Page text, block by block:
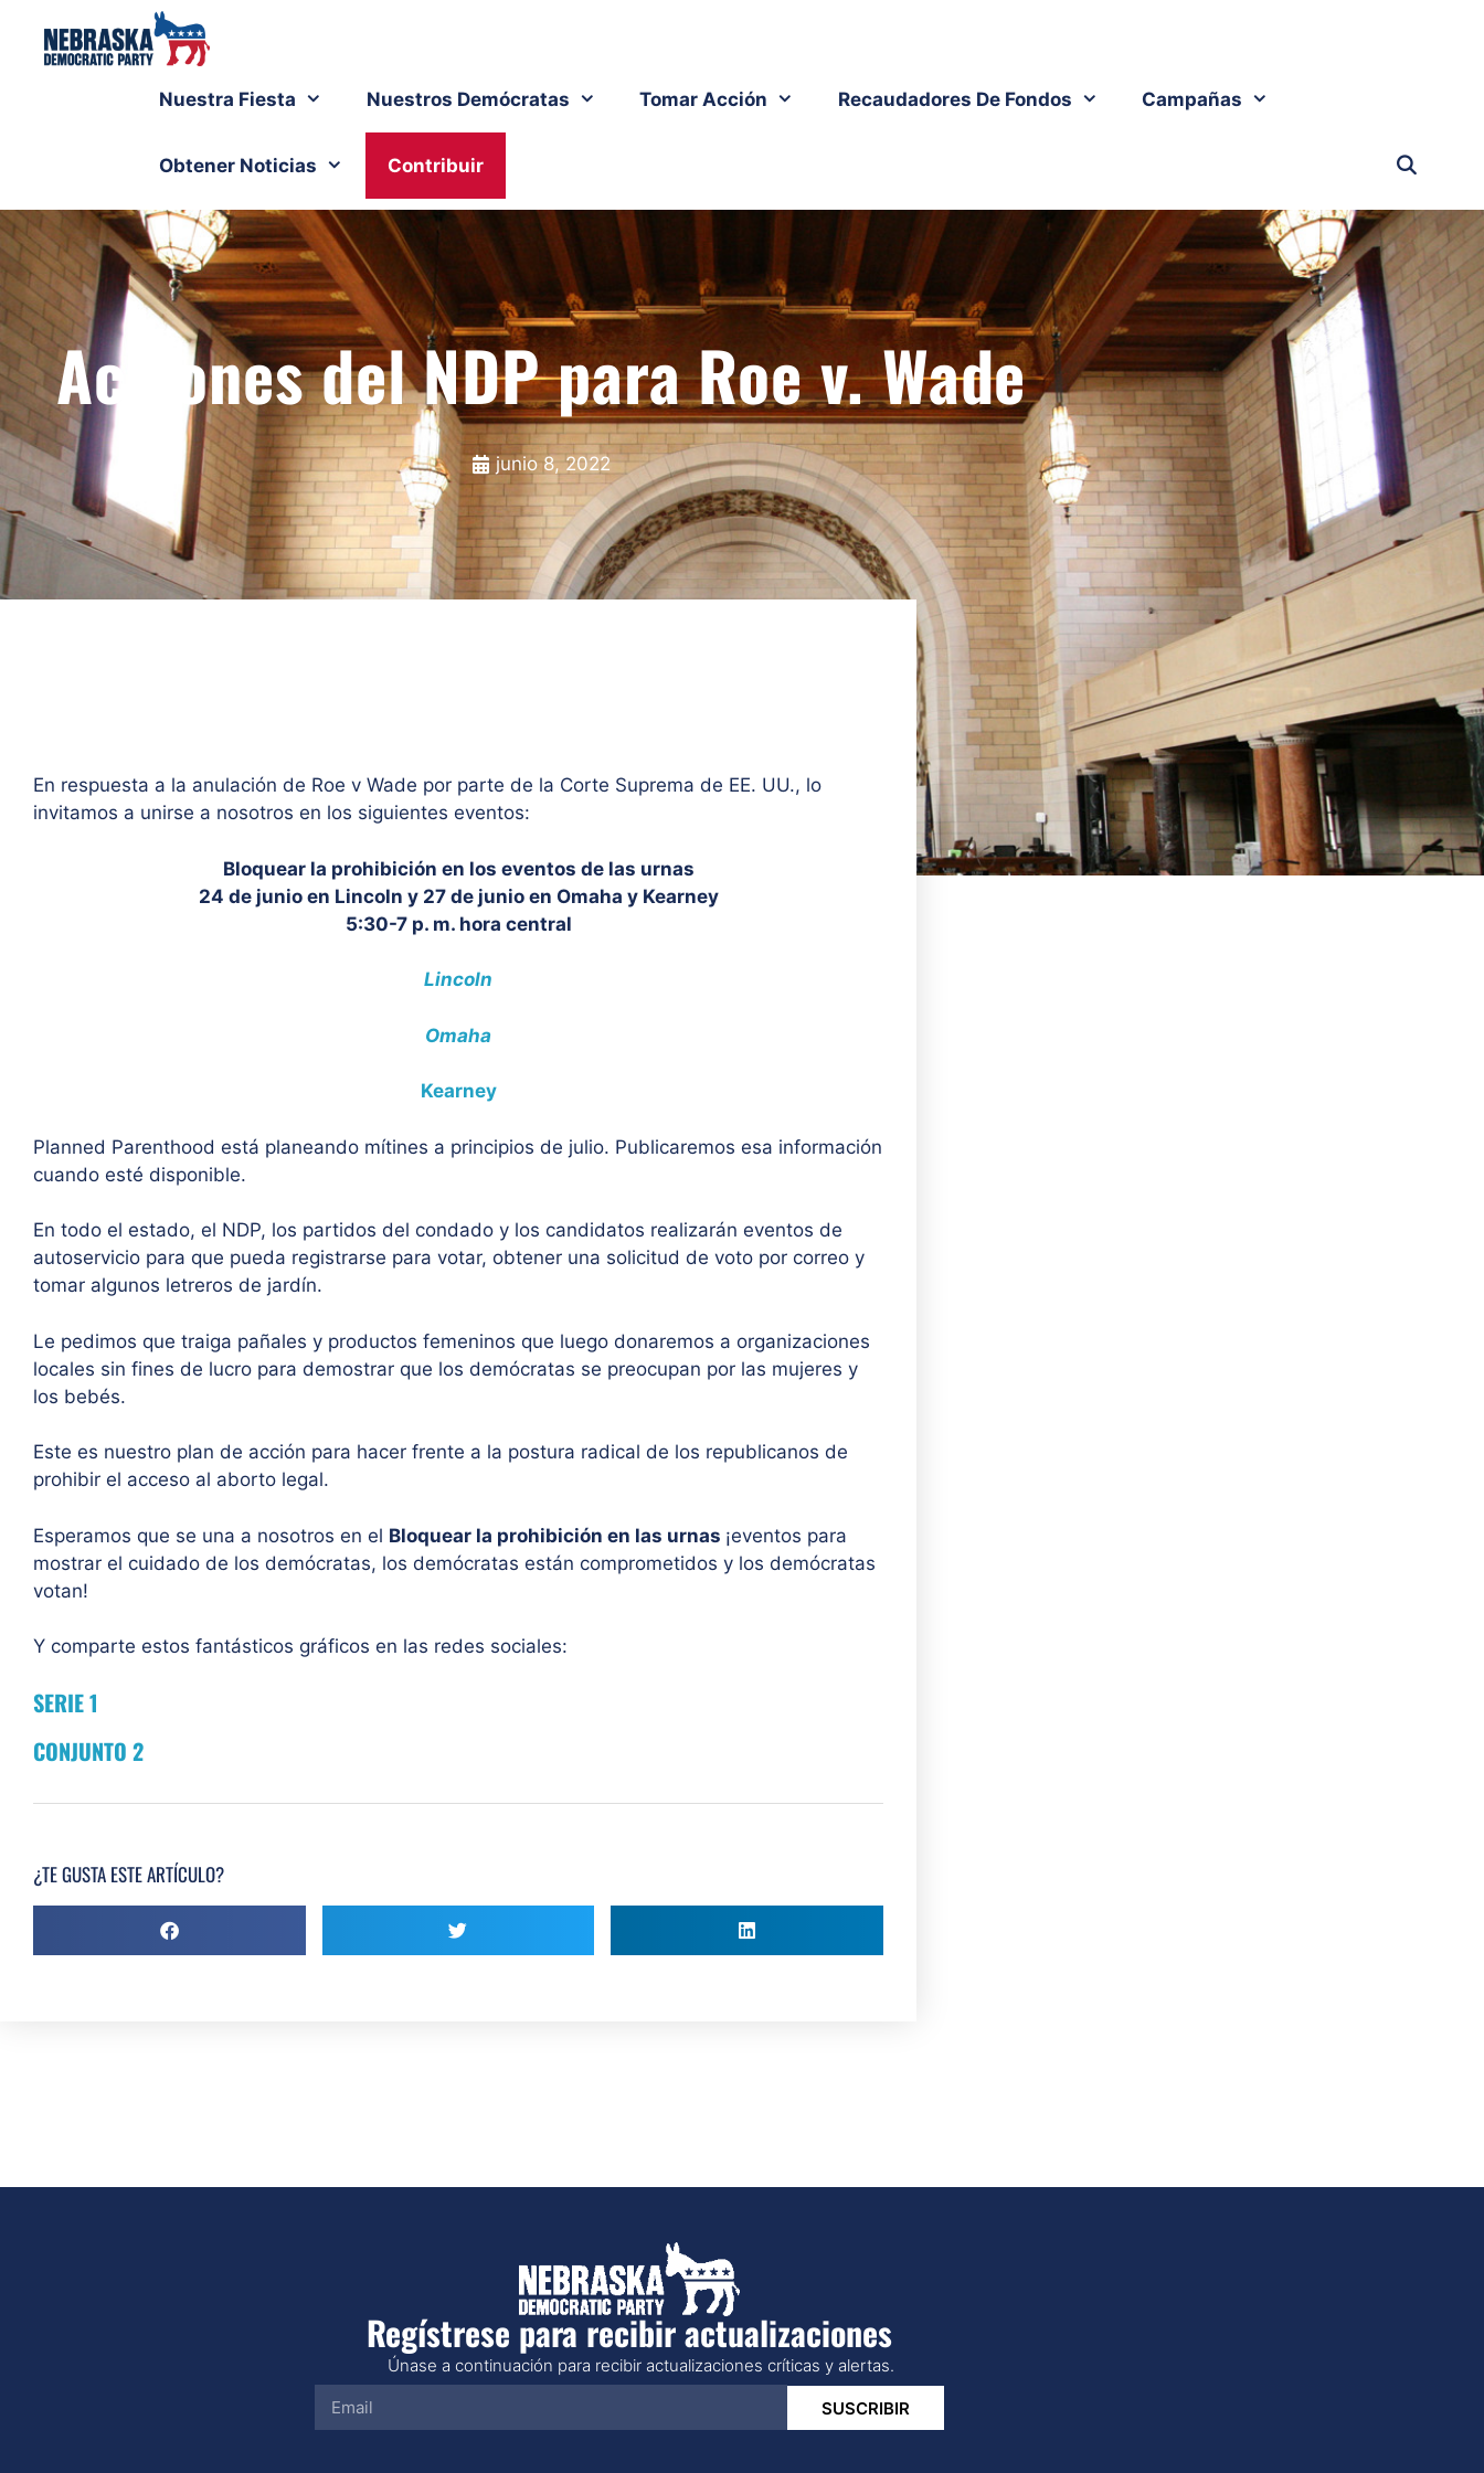
Nuestra Fiesta Nuestros Demócratas Tomar Acción Recaudadores De Fondos Campañas
Obtener Noticias Contribuir
Acciones del NDP para Roe v. Wade
junio 8, 2022
En respuesta a la anulación de Roe v Wade por parte de la Corte Suprema de EE. UU., lo
invitamos a unirse a nosotros en los siguientes eventos:
Bloquear la prohibición en los eventos de las urnas
24 de junio en Lincoln y 27 de junio en Omaha y Kearney
5:30-7 p. m. hora central
Lincoln
Omaha
Kearney
Planned Parenthood está planeando mítines a principios de julio. Publicaremos esa información
cuando esté disponible.
En todo el estado, el NDP, los partidos del condado y los candidatos realizarán eventos de
autoservicio para que pueda registrarse para votar, obtener una solicitud de voto por correo y
tomar algunos letreros de jardín.
Le pedimos que traiga pañales y productos femeninos que luego donaremos a organizaciones
locales sin fines de lucro para demostrar que los demócratas se preocupan por las mujeres y
los bebés.
Este es nuestro plan de acción para hacer frente a la postura radical de los republicanos de
prohibir el acceso al aborto legal.
Esperamos que se una a nosotros en el Bloquear la prohibición en las urnas ¡eventos para
mostrar el cuidado de los demócratas, los demócratas están comprometidos y los demócratas
votan!
Y comparte estos fantásticos gráficos en las redes sociales:
SERIE 1
CONJUNTO 2
¿TE GUSTA ESTE ARTÍCULO?
Regístrese para recibir actualizaciones
Únase a continuación para recibir actualizaciones críticas y alertas.
SUSCRIBIR